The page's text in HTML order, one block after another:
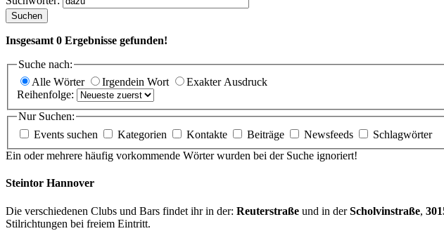
Suchen
Insgesamt 0 Ergebnisse gefunden!
Suche nach:
Alle Wörter
Irgendein Wort
Exakter Ausdruck
Reihenfolge:
Nur Suchen:
Events suchen
Kategorien Kontakte Beiträge Newsfeeds
Schlagwörter
Ein oder mehrere häufig vorkommende Wörter wurden bei der Suche ignoriert!
Steintor Hannover
Die verschiedenen Clubs und Bars findet ihr in der: Reuterstraße und in derScholvinstraße,
Stilrichtungen bei freiem Eintritt.